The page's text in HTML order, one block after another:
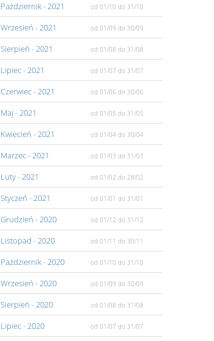
Pażdziernik- 2021 od 01/10 do 31/10
Wrzesień - 2021 od 01/09 do 30/09
Sierpień - 2021 od 01/08 do 31/08
Lipiec- 2021 od 01/07 do 31/07
Czerwiec- 2021 od 01/06 do 30/06
Maj - 2021 od 01/05 do 31/05
Kwiecień - 2021 od 01/04 do 30/04
Marzec- 2021 od 01/03 do 31/03
Luty- 2021 od 01/02 do 28/02
Styczeń - 2021 od 01/01 do 31/01
Grudzień - 2020 od 01/12 do 31/12
Listopad - 2020 od 01/11 do 30/11
Pażdziernik- 2020 od 01/10 do 31/10
Wrzesień - 2020 od 01/09 do 30/09
Sierpień - 2020 od 01/08 do 31/08
Lipiec- 2020 od 01/07 do 31/07